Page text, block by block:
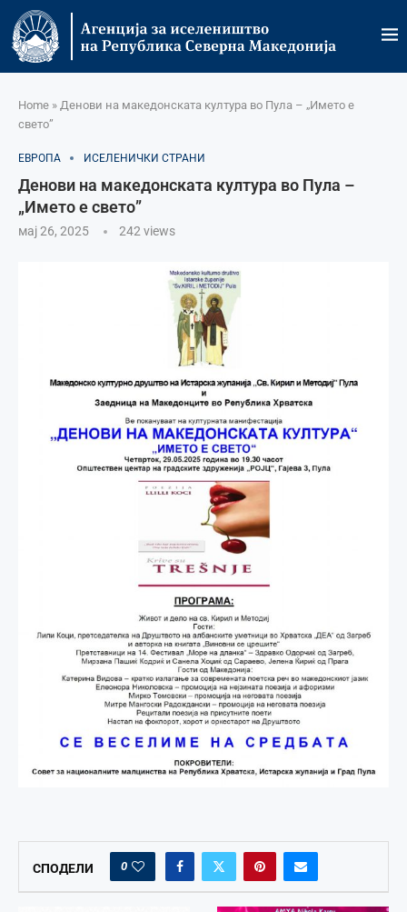
Home » Денови на македонската култура во Пула – „Името е
свето”
ЕВРОПА ИСЕЛЕНИЧКИ СТРАНИ
Денови на македонската култура во Пула –
„Името е свето”
мај 26, 2025 242 views
СПОДЕЛИ 0